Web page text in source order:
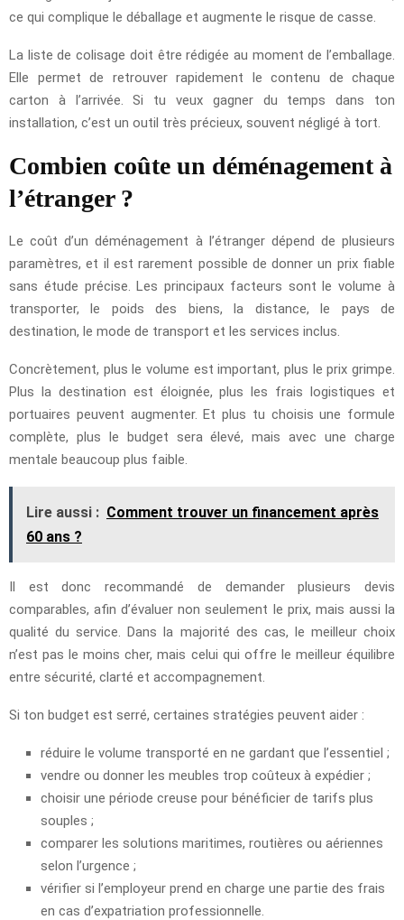
ce qui complique le déballage et augmente le risque de casse.
La liste de colisage doit être rédigée au moment de l’emballage.
Elle permet de retrouver rapidement le contenu de chaque
carton à l’arrivée. Si tu veux gagner du temps dans ton
installation, c’est un outil très précieux, souvent négligé à tort.
Combien coûte un déménagement à
l’étranger ?
Le coût d’un déménagement à l’étranger dépend de plusieurs
paramètres, et il est rarement possible de donner un prix fiable
sans étude précise. Les principaux facteurs sont le volume à
transporter, le poids des biens, la distance, le pays de
destination, le mode de transport et les services inclus.
Concrètement, plus le volume est important, plus le prix grimpe.
Plus la destination est éloignée, plus les frais logistiques et
portuaires peuvent augmenter. Et plus tu choisis une formule
complète, plus le budget sera élevé, mais avec une charge
mentale beaucoup plus faible.
Lire aussi : Comment trouver un financement après
60 ans ?
Il est donc recommandé de demander plusieurs devis
comparables, afin d’évaluer non seulement le prix, mais aussi la
qualité du service. Dans la majorité des cas, le meilleur choix
n’est pas le moins cher, mais celui qui offre le meilleur équilibre
entre sécurité, clarté et accompagnement.
Si ton budget est serré, certaines stratégies peuvent aider :
réduire le volume transporté en ne gardant que l’essentiel ;
vendre ou donner les meubles trop coûteux à expédier ;
choisir une période creuse pour bénéficier de tarifs plus
souples ;
comparer les solutions maritimes, routières ou aériennes
selon l’urgence ;
vérifier si l’employeur prend en charge une partie des frais
en cas d’expatriation professionnelle.